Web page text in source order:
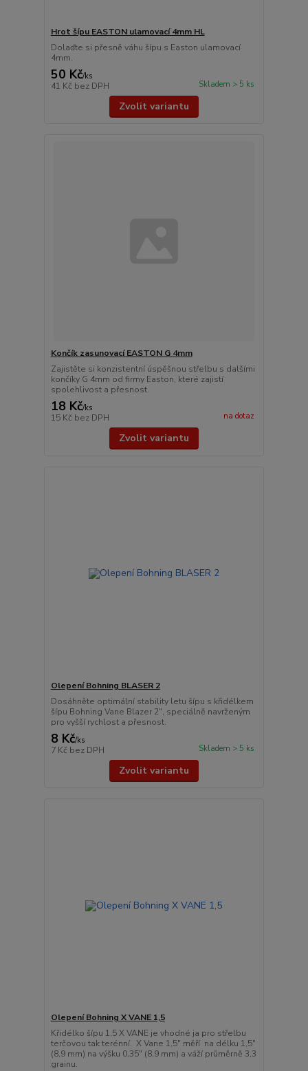
Hrot šípu EASTON ulamovací 4mm HL
Dolaďte si přesně váhu šípu s Easton ulamovací
4mm.
50 Kč/ks
41 Kč bez DPH Skladem > 5 ks
Zvolit variantu
Končík zasunovací EASTON G 4mm
Zajistěte si konzistentní úspěšnou střelbu s dalšími
končíky G 4mm od firmy Easton, které zajistí
spolehlivost a přesnost.
18 Kč/ks
15 Kč bez DPH na dotaz
Zvolit variantu
Olepení Bohning BLASER 2
Dosáhněte optimální stability letu šípu s křidélkem
šípu Bohning Vane Blazer 2", speciálně navrženým
pro vyšší rychlost a přesnost.
8 Kč/ks
7 Kč bez DPH Skladem > 5 ks
Zvolit variantu
Olepení Bohning X VANE 1,5
Křidélko šípu 1,5 X VANE je vhodné ja pro střelbu
terčovou tak terénní. X Vane 1,5" měří na délku 1,5"
(8,9 mm) na výšku 0,35" (8,9 mm) a váží průměrně 3,3
grainu.